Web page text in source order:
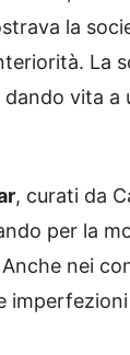
la
La
vita a
, curati da
per la
nei
imperfezioni